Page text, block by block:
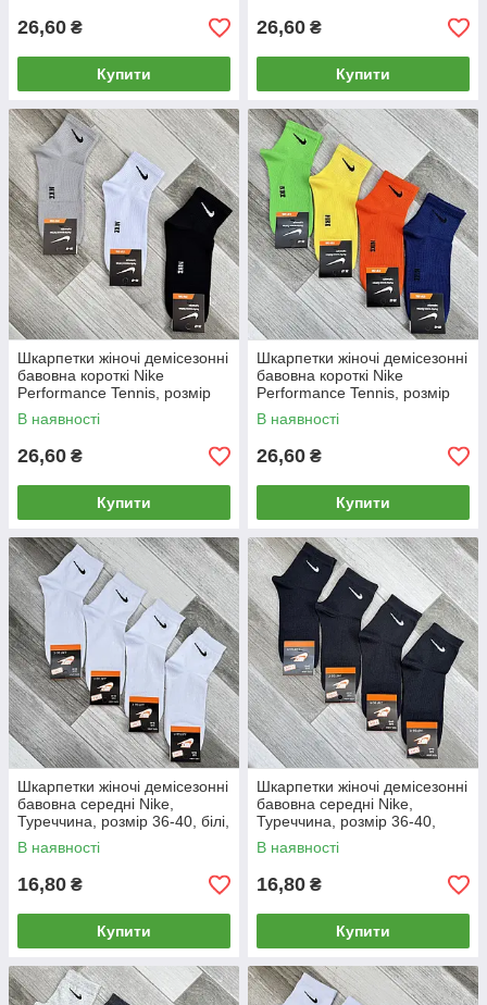
26,60 ₴
Купити
26,60 ₴
Купити
Шкарпетки жіночі демісезонні
бавовна короткі Nike
Performance Tennis, розмір
36-40, асорті, 05174
В наявності
26,60 ₴
Купити
Шкарпетки жіночі демісезонні
бавовна короткі Nike
Performance Tennis, розмір
36-40, асорті, 05164
В наявності
26,60 ₴
Купити
Шкарпетки жіночі демісезонні
бавовна середні Nike,
Туреччина, розмір 36-40, білі,
05115
В наявності
16,80 ₴
Купити
Шкарпетки жіночі демісезонні
бавовна середні Nike,
Туреччина, розмір 36-40,
чорні, 05116
В наявності
16,80 ₴
Купити